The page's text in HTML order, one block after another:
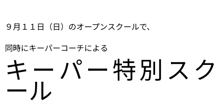
９月１１日（日）のオープンスクールで、
同時にキーパーコーチによる
キーパー特別スク
ール